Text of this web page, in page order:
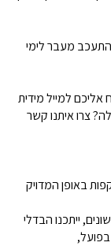
מעבר לימי
למייל מידית
צרו איתנו קשר
באופן המדויק
ייתכנו הבדלי